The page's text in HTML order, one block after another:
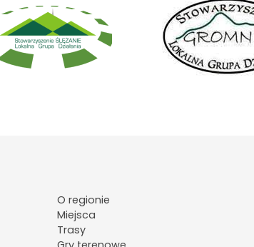
O regionie
Miejsca
Trasy